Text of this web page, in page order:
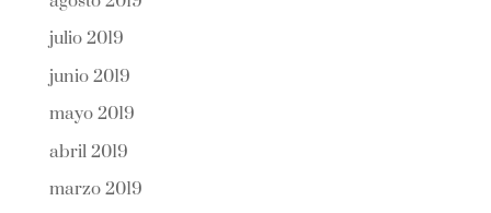
julio 2019
junio 2019
mayo 2019
abril 2019
marzo 2019